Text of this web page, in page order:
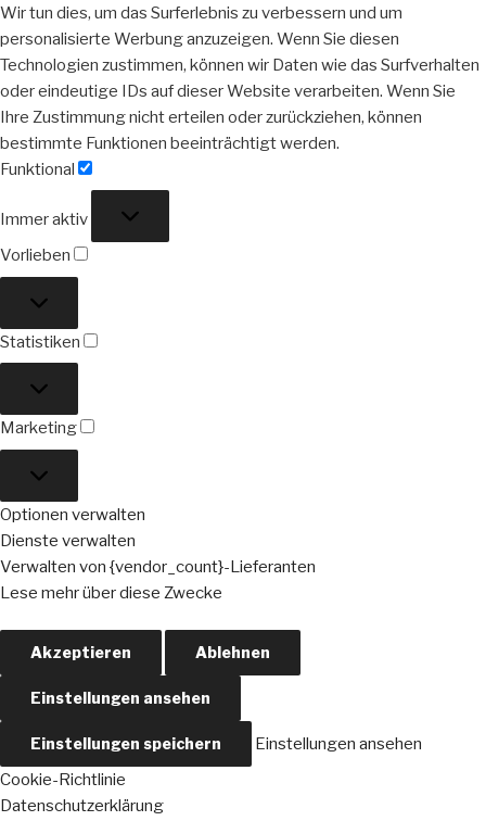
Wir tun dies, um das Surferlebnis zu verbessern und um
personalisierte Werbung anzuzeigen. Wenn Sie diesen
Technologien zustimmen, können wir Daten wie das Surfverhalten
oder eindeutige IDs auf dieser Website verarbeiten. Wenn Sie
Ihre Zustimmung nicht erteilen oder zurückziehen, können
bestimmte Funktionen beeinträchtigt werden.
Funktional
Immer aktiv
Vorlieben
Statistiken
Marketing
Optionen verwalten
Dienste verwalten
Verwalten von {vendor_count}-Lieferanten
Lese mehr über diese Zwecke
Akzeptieren Ablehnen
Einstellungen ansehen
Einstellungen speichern
Einstellungen ansehen
Cookie-Richtlinie
Datenschutzerklärung